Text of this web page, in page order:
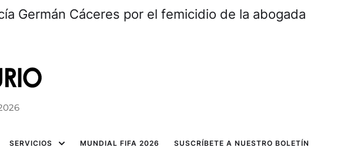
Germán Cáceres por el femicidio de la abogada
SERVICIOS MUNDIAL FIFA 2026 SUSCRÍBETE A NUESTRO BOLETÍN